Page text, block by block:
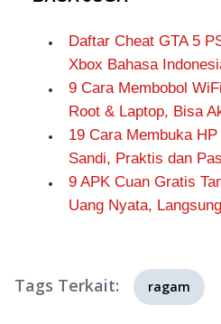
Daftar Cheat GTA 5
Xbox Bahasa
9 Cara Membobol
Root & Laptop, Bisa
19 Cara Membuka
Sandi, Praktis dan
9 APK Cuan Gratis
Uang Nyata,
Tags Terkait: ragam